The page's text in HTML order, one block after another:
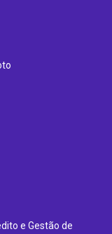
e Gestão de